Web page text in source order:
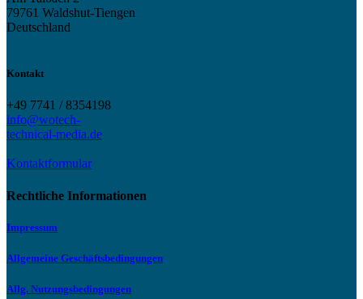
79761 Waldshut-Tiengen
Deutschland
Kontakt
+49 7741 / 8354198
info@wotech-
technical-media.de
Kontaktformular
Rechtliche Informationen
Impressum
Allgemeine Geschäftsbedingungen
Allg. Nutzungsbedingungen